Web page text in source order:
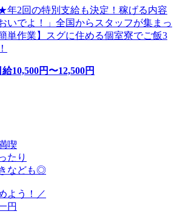
年2回の特別支給も決定！稼げる内容
いでよ！」全国からスタッフが集まっ
単作業】スグに住める個室寮でご飯3
給10,500円〜12,500円
喫
たり
なども◎
よう！／
円